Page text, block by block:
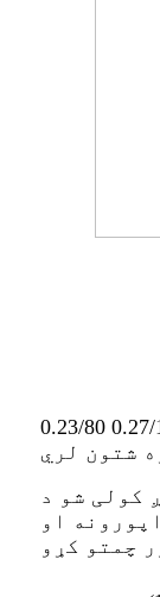
90 د سیلیکون فولادو
کولی شو د
او